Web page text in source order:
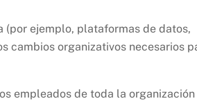
ejemplo, plataformas de datos,
cambios organizativos necesarios
empleados de toda la organización